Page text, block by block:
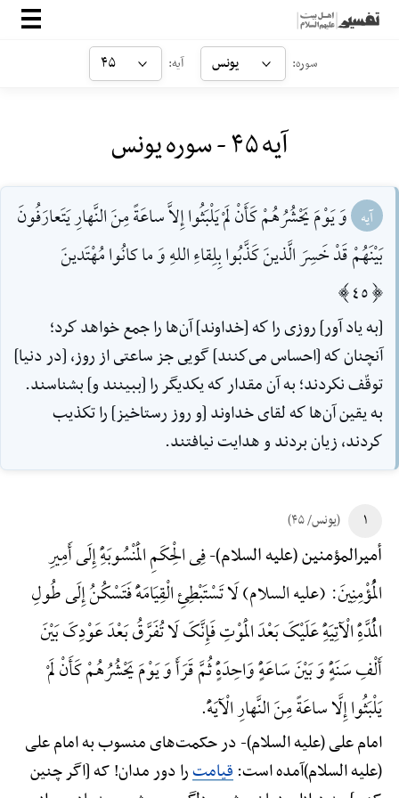
صفحه‌اصلی
سوره: یونس آیه: ۴۵
آیه ۴۵ - سوره یونس
آیه وَ يَوْمَ يَحْشُرُهُمْ كَأَنْ لَمْ يَلْبَثُوا إِلاَّ ساعَةً مِنَ النَّهارِ يَتَعارَفُونَ
بَيْنَهُمْ قَدْ خَسِرَ الَّذينَ كَذَّبُوا بِلِقاءِ اللهِ وَ ما كانُوا مُهْتَدينَ
[45]
[به ياد آور] روزى را كه [خداوند] آن‌ها را جمع خواهد كرد؛
آنچنان كه [احساس مى‌كنند] گويى جز ساعتى از روز، [در دنيا]
توقّف نكردند؛ به آن مقدار كه يكديگر را [ببينند و] بشناسند.
به يقين آن‌ها كه لقاى خداوند [و روز رستاخيز] را تكذيب
كردند، زيان بردند و هدايت نيافتند.
۱ (یونس/ ۴۵)
أمیرالمؤمنین (علیه السلام)-فِی الْحِکَمِ الْمَنْسُوبَهًِْ إِلَی أَمِیرِ
الْمُؤْمِنِینَ: (علیه السلام) لَا تَسْتَبْطِئِ الْقِیَامَهًَْ فَتَسْکُنُ إِلَی طُولِ
الْمُدَّهًِْ الْآتِیَهًِْ عَلَیْکَ بَعْدَ الْمَوْتِ فَإِنَّکَ لَا تُفَرَّقُ بَعْدَ عَوْدِکَ بَیْنَ
أَلْفِ سَنَهًٍْ وَ بَیْنَ سَاعَهًٍْ وَاحِدَهًٍْ ثُمَّ قَرَأَ وَ یَوْمَ یَحْشُرُهُمْ کَأَنْ لَمْ
یَلْبَثُوا إِلَّا ساعَةً مِنَ النَّهارِ الْآیَهًَْ.
امام علی (علیه السلام)-در حکمت‌های منسوب به امام علی
(علیه السلام)آمده است: قیامترا دور مدان! که [اگر چنین